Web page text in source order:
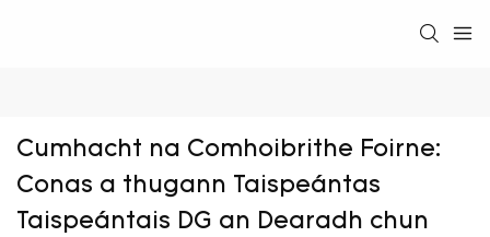
Cumhacht na Comhoibrithe Foirne:
Conas a thugann Taispeántas
Taispeántais DG an Dearadh chun